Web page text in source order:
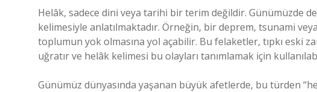
Helâk, sadece dini veya tarihi bir terim değildir. Günümüzde
kelimesiyle anlatılmaktadır. Örneğin, bir deprem, tsunami
toplumun yok olmasına yol açabilir. Bu felaketler, tıpkı eski
uğratır ve helâk kelimesi bu olayları tanımlamak için
Günümüz dünyasında yaşanan büyük afetlerde, bu türden